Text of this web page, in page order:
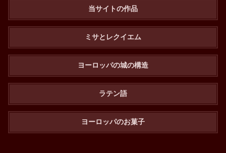
当サイトの作品
ミサとレクイエム
ヨーロッパの城の構造
ラテン語
ヨーロッパのお菓子